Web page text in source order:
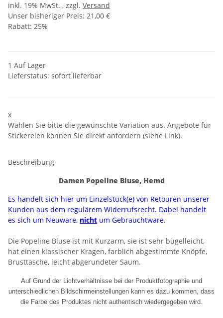
inkl. 19% MwSt. , zzgl. Versand
Unser bisheriger Preis: 21,00 €
Rabatt: 25%
1 Auf Lager
Lieferstatus: sofort lieferbar
x
Wählen Sie bitte die gewünschte Variation aus. Angebote für
Stickereien können Sie direkt anfordern (siehe Link).
Beschreibung
Damen Popeline Bluse, Hemd
Es handelt sich hier um Einzelstück(e) von Retouren unserer
Kunden aus dem regulärem Widerrufsrecht. Dabei handelt
es sich um Neuware, nicht um Gebrauchtware.
Die Popeline Bluse ist mit Kurzarm, sie ist sehr bügelleicht,
hat einen klassischer Kragen, farblich abgestimmte Knöpfe,
Brusttasche, leicht abgerundeter Saum.
Auf Grund der Lichtverhältnisse bei der Produktfotographie und
unterschiedlichen Bildschirmeinstellungen kann es dazu kommen, dass
die Farbe des Produktes nicht authentisch wiedergegeben wird.